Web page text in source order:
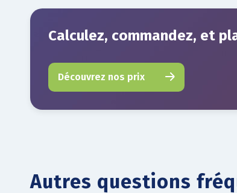
Calculez, commandez, et
Découvrez nos prix
Autres questions